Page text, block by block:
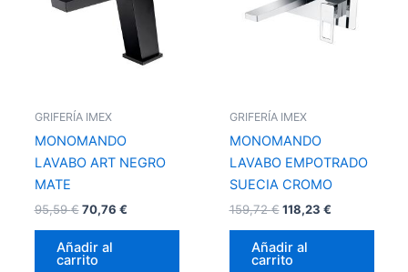
GRIFERÍA IMEX
MONOMANDO
LAVABO ART NEGRO
MATE
95,59€ 70,76 €
Añadir al
carrito
GRIFERÍA IMEX
MONOMANDO
LAVABO EMPOTRADO
SUECIA CROMO
159,72€ 118,23 €
Añadir al
carrito